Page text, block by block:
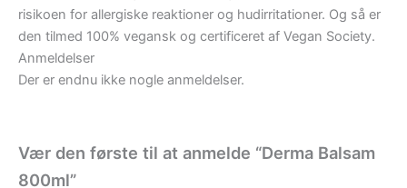
risikoen for allergiske reaktioner og hudirritationer. Og så er
den tilmed 100% vegansk og certificeret af Vegan Society.
Anmeldelser
Der er endnu ikke nogle anmeldelser.
Vær den første til at anmelde “Derma Balsam
800ml”